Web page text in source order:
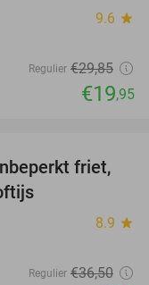
9.6 star
Regulier €29,85
€19,95
32%
friet,
8.9 star
Regulier €36,50